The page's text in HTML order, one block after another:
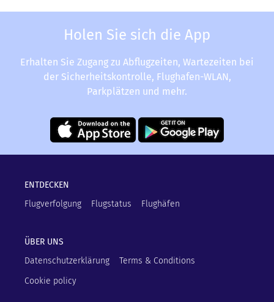
Holen Sie sich die App
Erhalten Sie Zugang zu Abflugzeiten, Wartezeiten bei
der Sicherheitskontrolle, Flughafen-WLAN,
Parkplätzen und mehr.
ENTDECKEN
Flugverfolgung
Flugstatus Flughäfen
ÜBER UNS
Datenschutzerklärung
Terms & Conditions
Cookie policy